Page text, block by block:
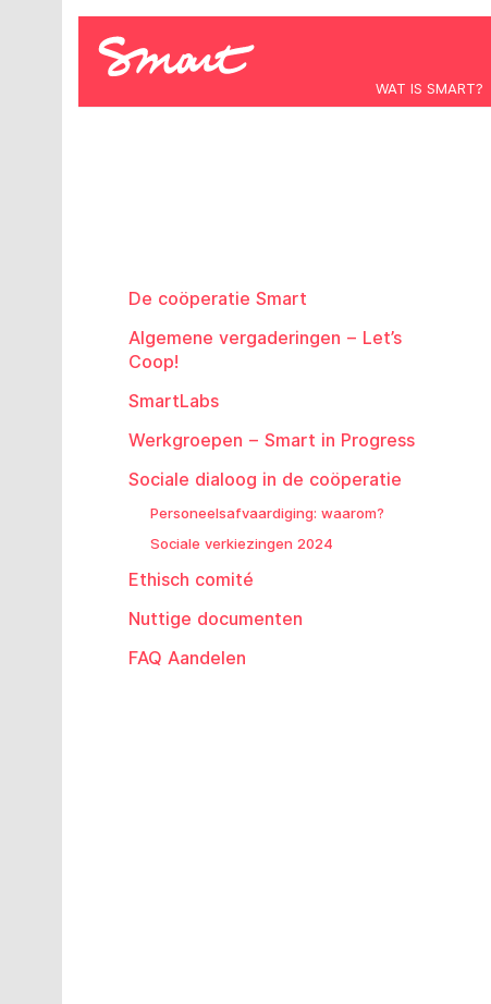
WAT IS SMART?
De coöperatie Smart
Algemene vergaderingen – Let’s
Coop!
SmartLabs
Werkgroepen – Smart in Progress
Sociale dialoog in de coöperatie
Personeelsafvaardiging: waarom?
Sociale verkiezingen 2024
Ethisch comité
Nuttige documenten
FAQ Aandelen